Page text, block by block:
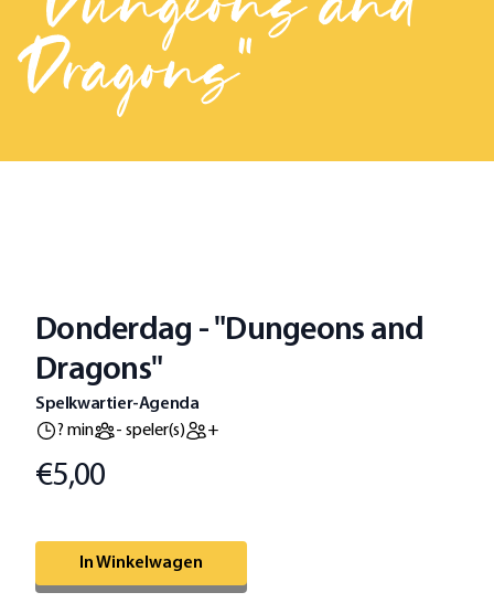
Dragons"
Donderdag - "Dungeons and
Dragons"
Spelkwartier-Agenda
? min
- speler(s) +
Prijs
€5,00
In Winkelwagen